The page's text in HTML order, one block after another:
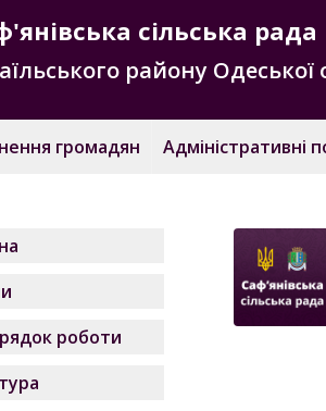
сільська рада
району Одеської
громадян Адміністративні
роботи